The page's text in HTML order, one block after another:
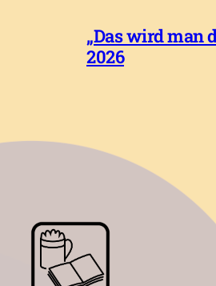
„Das wird man
2026